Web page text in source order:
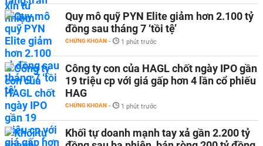
Quy mô quỹ PYN Elite giảm hơn 2.100 tỷ
đồng sau tháng 7 ‘tồi tệ’
CHỨNG KHOÁN - 1 phút trước
Công ty con của HAGL chốt ngày IPO gần
19 triệu cp với giá gấp hơn 4 lần cổ phiếu
HAG
CHỨNG KHOÁN - 1 phút trước
Khối tự doanh mạnh tay xả gần 2.200 tỷ